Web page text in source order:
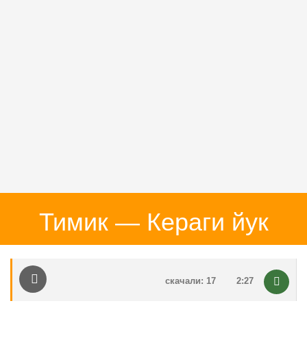
Тимик — Кераги йук
2:27
скачали: 17